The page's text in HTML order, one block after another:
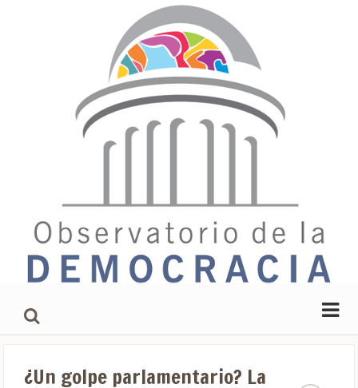
¿Un golpe parlamentario? La